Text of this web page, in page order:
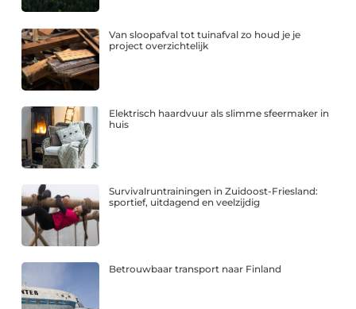
Van sloopafval tot tuinafval zo houd je je
project overzichtelijk
Elektrisch haardvuur als slimme sfeermaker in
huis
Survivalruntrainingen in Zuidoost-Friesland:
sportief, uitdagend en veelzijdig
Betrouwbaar transport naar Finland